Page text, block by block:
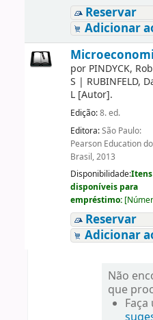
Reservar
Adicionar
por PINDYCK,
S | RUBINFELD,
L[Autor].
Edição:8. ed.
Editora:São Paulo:
Pearson Education do
Brasil, 2013
Disponibilidade:Itens
disponíveis para
empréstimo: [
Reservar
Adicionar
Não
que
Faça